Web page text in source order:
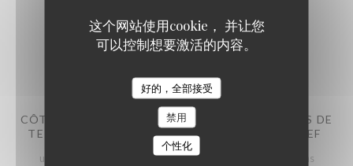
这个网站使用cookie， 并让您
可以控制想要激活的内容。
好的，全部接受
禁用
个性化
CÔTE DE BOEUF ANGUS À PARTAGER, POMMES DE
TERRE GRENAILLES CONFITES, SAUCE DU CHEF
une côte de Boeuf de compétition, 1,2kg pour les champions
La CaVe - Restaurant et Cave à vins